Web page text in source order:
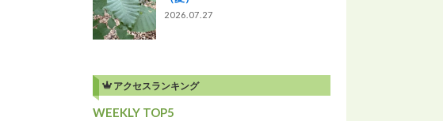
2026.07.27
アクセスランキング
WEEKLY TOP5